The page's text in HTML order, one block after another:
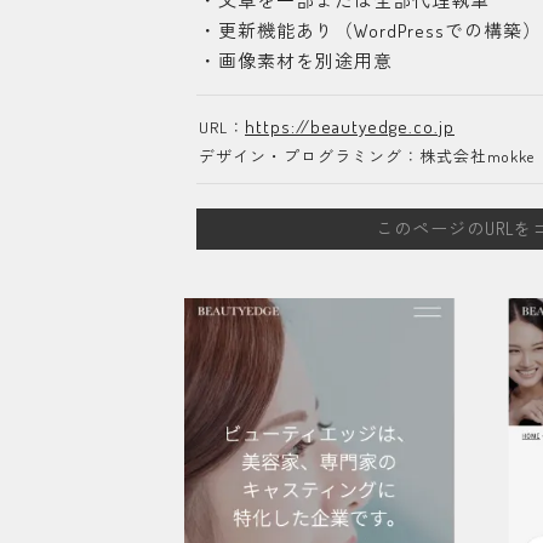
・更新機能あり（WordPressでの構築）
・画像素材を別途用意
URL： https://beautyedge.co.jp
デザイン・プログラミング：株式会社mokke
このページのURLを